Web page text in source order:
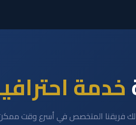
خدمة
فريقنا المتخصص في أسرع وقت